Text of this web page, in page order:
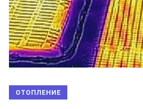
ОТОПЛЕНИЕ